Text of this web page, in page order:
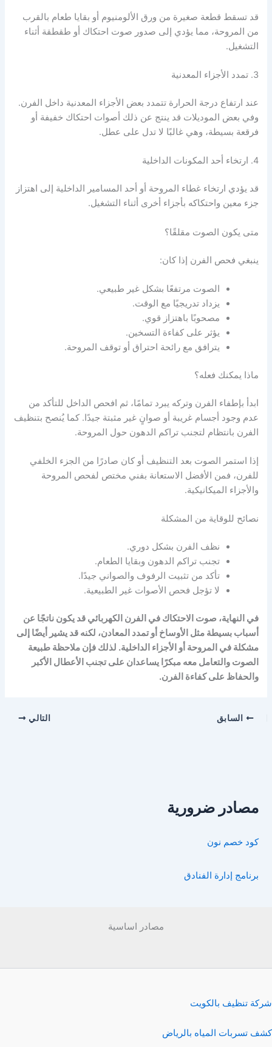
قد تسقط قطعة صغيرة من ورق الألومنيوم أو بقايا طعام بالقرب
من المروحة، مما يؤدي إلى صدور صوت احتكاك أو طقطقة أثناء
التشغيل.
3. تمدد الأجزاء المعدنية
عند ارتفاع درجة الحرارة تتمدد بعض الأجزاء المعدنية داخل الفرن.
وفي بعض الموديلات قد ينتج عن ذلك أصوات احتكاك خفيفة أو
فرقعة بسيطة، وهي غالبًا لا تدل على عطل.
4. ارتخاء أحد المكونات الداخلية
قد يؤدي ارتخاء غطاء المروحة أو أحد المسامير الداخلية إلى اهتزاز
جزء معين واحتكاكه بأجزاء أخرى أثناء التشغيل.
متى يكون الصوت مقلقًا؟
ينبغي فحص الفرن إذا كان:
الصوت مرتفعًا بشكل غير طبيعي.
يزداد تدريجيًا مع الوقت.
مصحوبًا باهتزاز قوي.
يؤثر على كفاءة التسخين.
يترافق مع رائحة احتراق أو توقف المروحة.
ماذا يمكنك فعله؟
ابدأ بإطفاء الفرن وتركه يبرد تمامًا، ثم افحص الداخل للتأكد من
عدم وجود أجسام غريبة أو صوانٍ غير مثبتة جيدًا. كما يُنصح بتنظيف
الفرن بانتظام لتجنب تراكم الدهون حول المروحة.
إذا استمر الصوت بعد التنظيف أو كان صادرًا من الجزء الخلفي
للفرن، فمن الأفضل الاستعانة بفني مختص لفحص المروحة
والأجزاء الميكانيكية.
نصائح للوقاية من المشكلة
نظف الفرن بشكل دوري.
تجنب تراكم الدهون وبقايا الطعام.
تأكد من تثبيت الرفوف والصواني جيدًا.
لا تؤجل فحص الأصوات غير الطبيعية.
في النهاية، صوت الاحتكاك في الفرن الكهربائي قد يكون ناتجًا عن
أسباب بسيطة مثل الأوساخ أو تمدد المعادن، لكنه قد يشير أيضًا إلى
مشكلة في المروحة أو الأجزاء الداخلية. لذلك فإن ملاحظة طبيعة
الصوت والتعامل معه مبكرًا يساعدان على تجنب الأعطال الأكبر
والحفاظ على كفاءة الفرن.
السابق التالي
مصادر ضرورية
كود خصم نون
برنامج إدارة الفنادق
مصادر اساسية
شركة تنظيف بالكويت
كشف تسربات المياه بالرياض